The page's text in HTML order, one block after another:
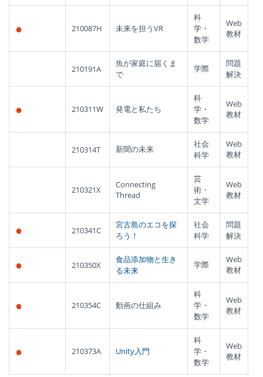
● 210087H 未来を担うVR
科
学・
数学
Web
教材
210191A
魚が家庭に届くま
で
学際
問題
解決
● 210311W 発電と私たち
科
学・
数学
Web
教材
210314T 新聞の未来
社会
科学
Web
教材
210321X
Connecting
Thread
芸
術・
文学
Web
教材
● 210341C
宮古島のエコを探
ろう！
社会
科学
問題
解決
● 210350X
食品添加物と生き
る未来
学際
Web
教材
● 210354C 動画の仕組み
科
学・
数学
Web
教材
● 210373A Unity入門
科
学・
数学
Web
教材